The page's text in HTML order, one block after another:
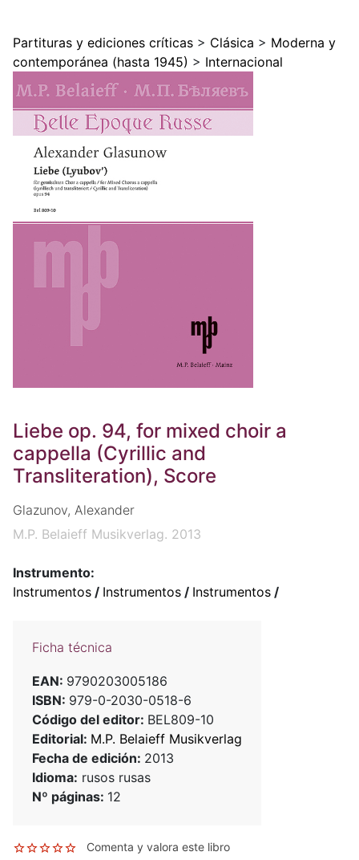
Partituras y ediciones críticas > Clásica > Moderna y
contemporánea (hasta 1945) > Internacional
Liebe op. 94, for mixed choir a
cappella (Cyrillic and
Transliteration), Score
Glazunov, Alexander
M.P. Belaieff Musikverlag. 2013
Instrumento:
Instrumentos / Instrumentos / Instrumentos /
Ficha técnica
EAN: 9790203005186
ISBN: 979-0-2030-0518-6
Código del editor: BEL809-10
Editorial: M.P. Belaieff Musikverlag
Fecha de edición: 2013
Idioma: rusos rusas
Nº páginas: 12
Comenta y valora este libro